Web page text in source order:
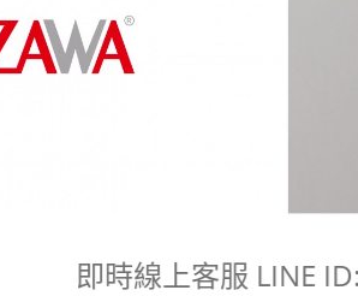
即時線上客服 LINE